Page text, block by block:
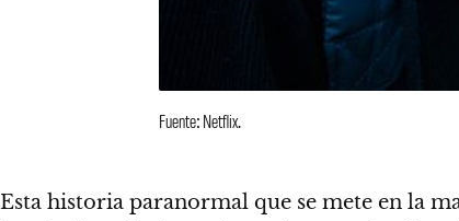
Fuente: Netflix.
Esta historia paranormal que se mete en la